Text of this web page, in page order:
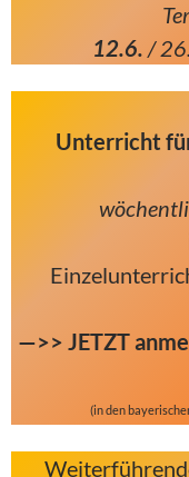
12.6. /
Unterricht
—>> JETZT
(in den